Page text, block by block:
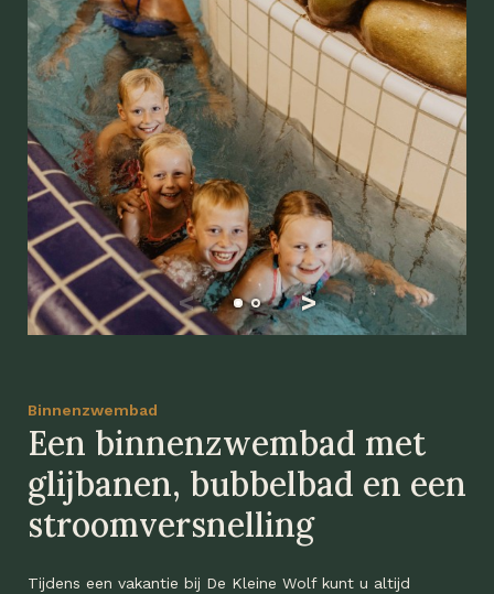
Binnenzwembad
Een binnenzwembad met
glijbanen, bubbelbad en een
stroomversnelling
Tijdens een vakantie bij De Kleine Wolf kunt u altijd